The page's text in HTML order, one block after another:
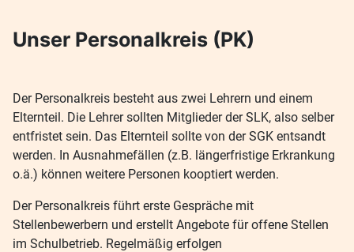
Unser Personalkreis (PK)
Der Personalkreis besteht aus zwei Lehrern und einem
Elternteil. Die Lehrer sollten Mitglieder der SLK, also selber
entfristet sein. Das Elternteil sollte von der SGK entsandt
werden. In Ausnahmefällen (z.B. längerfristige Erkrankung
o.ä.) können weitere Personen kooptiert werden.
Der Personalkreis führt erste Gespräche mit
Stellenbewerbern und erstellt Angebote für offene Stellen
im Schulbetrieb. Regelmäßig erfolgen